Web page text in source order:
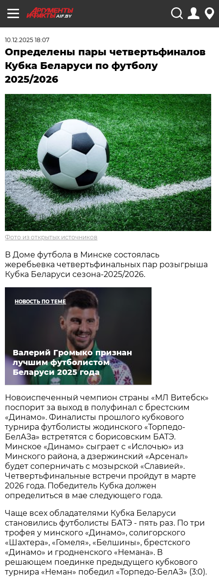
AIF.BY
10.12.2025 18:07
Определены пары четвертьфиналов
Кубка Беларуси по футболу
2025/2026
Фото из открытых источников
В Доме футбола в Минске состоялась
жеребьевка четвертьфинальных пар розыгрыша
Кубка Беларуси сезона-2025/2026.
НОВОСТЬ ПО ТЕМЕ
Валерий Громыко признан
лучшим футболистом
Беларуси 2025 года
Новоиспеченный чемпион страны «МЛ Витебск»
поспорит за выход в полуфинал с брестским
«Динамо». Финалисты прошлого кубкового
турнира футболисты жодинского «Торпедо-
БелАЗа» встретятся с борисовским БАТЭ.
Минское «Динамо» сыграет с «Ислочью» из
Минского района, а дзержинский «Арсенал»
будет соперничать с мозырской «Славией».
Четвертьфинальные встречи пройдут в марте
2026 года. Победитель Кубка должен
определиться в мае следующего года.
Чаще всех обладателями Кубка Беларуси
становились футболисты БАТЭ - пять раз. По три
трофея у минского «Динамо», солигорского
«Шахтера», «Гомеля», «Белшины», брестского
«Динамо» и гродненского «Немана». В
решающем поединке предыдущего кубкового
турнира «Неман» победил «Торпедо-БелАЗ» (3:0).